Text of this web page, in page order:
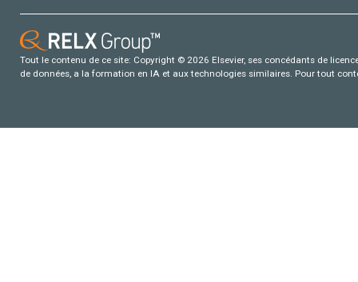
Tout le contenu de ce site: Copyright © 2026 Elsevier, ses concédants de
de données, a la formation en IA et aux technologies similaires. Pour tout